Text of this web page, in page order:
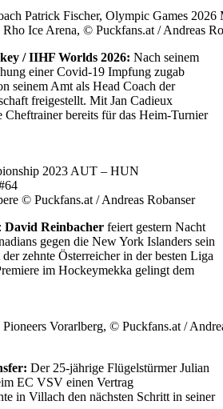
Patrick Fischer, Olympic Games 2026
Ice Arena, © Puckfans.at / Andreas
/ IIHF Worlds 2026: Nach seinem
einer Covid-19 Impfung zugab
seinem Amt als Head Coach der
freigestellt. Mit Jan Cadieux
Cheftrainer bereits für das Heim-Turnier
2023 AUT – HUN
© Puckfans.at / Andreas Robanser
David Reinbacher feiert gestern Nacht
gegen die New York Islanders sein
zehnte Österreicher in der besten Liga
im Hockeymekka gelingt dem
Vorarlberg, © Puckfans.at /
Der 25-jährige Flügelstürmer Julian
EC VSV einen Vertrag
in Villach den nächsten Schritt in seiner